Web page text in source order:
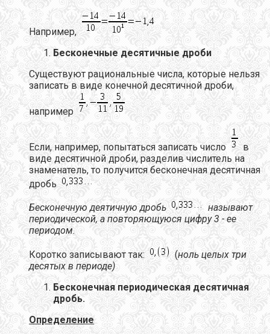
Например,
Бесконечные десятичные дроби
Существуют рациональные числа, которые нельзя
записать в виде конечной десятичной дроби,
например
Если, например, попытаться записать число
в
виде десятичной дроби, разделив числитель на
знаменатель, то получится бесконечная десятичная
дробь
Бесконечную деятичную дробь
называют
периодической, а повторяющуюся цифру 3 - ее
периодом.
Коротко записывают так: (ноль целых три
десятых в периоде)
Бесконечная периодическая десятичная
дробь.
Определение